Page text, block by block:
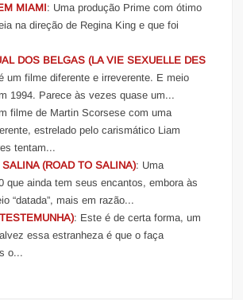
MIAMI: Uma produção Prime com ótimo
na direção de Regina King e que foi
DOS BELGAS (LA VIE SEXUELLE DES
um filme diferente e irreverente. E meio
1994. Parece às vezes quase um...
filme de Martin Scorsese com uma
estrelado pelo carismático Liam
tentam...
(ROAD TO SALINA): Uma
que ainda tem seus encantos, embora às
“datada”, mais em razão...
: Este é de certa forma, um
essa estranheza é que o faça
o...